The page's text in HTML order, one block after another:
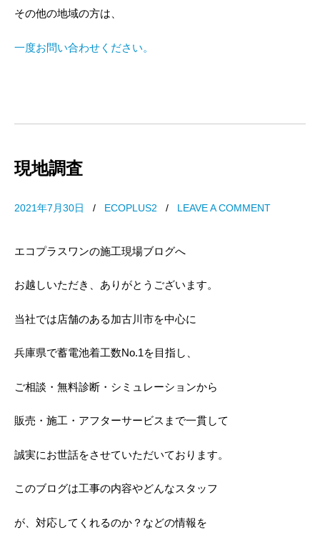
その他の地域の方は、
一度お問い合わせください。
現地調査
2021年7月30日 / ECOPLUS2 / LEAVE A COMMENT
エコプラスワンの施工現場ブログへ
お越しいただき、ありがとうございます。
当社では店舗のある加古川市を中心に
兵庫県で蓄電池着工数No.1を目指し、
ご相談・無料診断・シミュレーションから
販売・施工・アフターサービスまで一貫して
誠実にお世話をさせていただいております。
このブログは工事の内容やどんなスタッフ
が、対応してくれるのか？などの情報を